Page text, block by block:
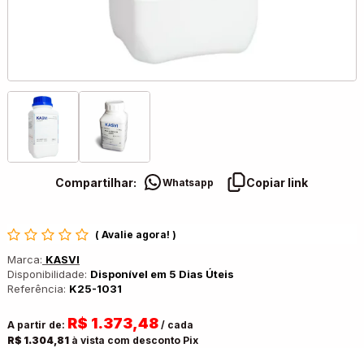
Compartilhar: Whatsapp Copiar link
( Avalie agora! )
Marca: KASVI
Disponibilidade: Disponível em 5 Dias Úteis
Referência: K25-1031
A partir de: R$ 1.373,48/ cada
R$ 1.304,81à vista com desconto Pix